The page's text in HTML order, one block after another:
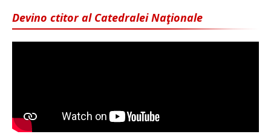
Devino ctitor al Catedralei Naţionale